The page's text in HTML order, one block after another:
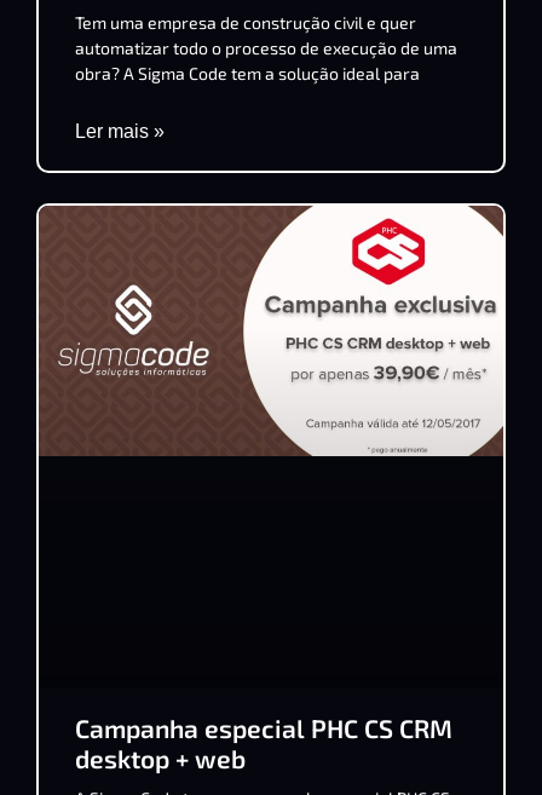
Tem uma empresa de construção civil e quer
automatizar todo o processo de execução de uma
obra? A Sigma Code tem a solução ideal para
Ler mais »
Campanha especial PHC CS CRM
desktop + web